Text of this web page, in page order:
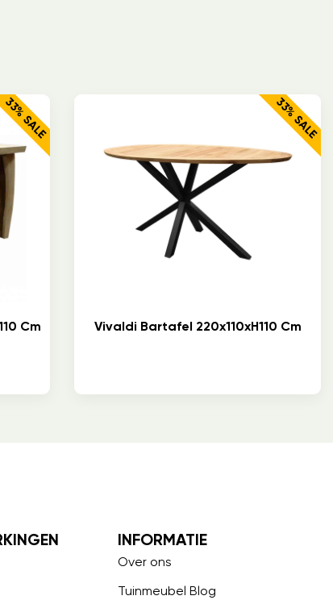
33% SALE
Cm
33% SALE
Vivaldi Bartafel 220x110xH110 Cm
INFORMATIE
Over ons
Tuinmeubel Blog